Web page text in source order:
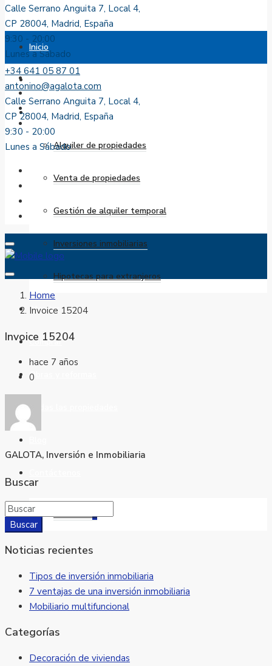
Calle Serrano Anguita 7, Local 4,
CP 28004, Madrid, España
9:30 - 20:00
Lunes a Sábado
Inicio
Sobre nosotros
Servicios
Alquiler de propiedades
Venta de propiedades
Gestión de alquiler temporal
Inversiones inmobiliarias
Hipotecas para extranjeros
Alquilar
Comprar
Obras y reformas
Todas las propiedades
Favoritos0
+34 641 05 87 01
antonino@agalota.com
Calle Serrano Anguita 7, Local 4,
CP 28004, Madrid, España
9:30 - 20:00
Lunes a Sábado
Home
Invoice 15204
Invoice 15204
hace 7 años
0
GALOTA, Inversión e Inmobiliaria
Buscar
Buscar
Noticias recientes
Tipos de inversión inmobiliaria
7 ventajas de una inversión inmobiliaria
Mobiliario multifuncional
Categorías
Decoración de viviendas